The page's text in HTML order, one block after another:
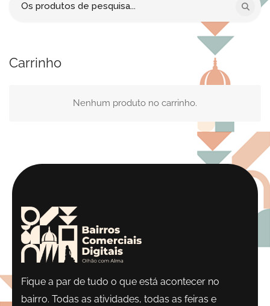
Carrinho
Nenhum produto no carrinho.
Fique a par de tudo o que está acontecer no
bairro. Todas as atividades, todas as feiras e